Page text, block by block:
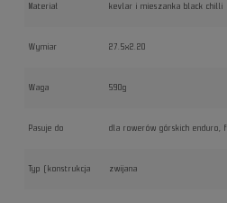
Materiał kevlar i mieszanka black chilli
Wymiar 27.5x2.20
Waga 590g
Pasuje do dla rowerów górskich enduro,
Typ (konstrukcja zwijana